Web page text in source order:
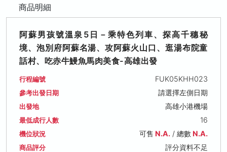
商品明細
阿蘇男孩號溫泉5日－乘特色列車、探高千穗秘
境、泡別府阿蘇名湯、攻阿蘇火山口、逛湯布院童
話村、吃赤牛鰻魚馬肉美食-高雄出發
行程編號 FUK05KHH023
參考出發日期 請選擇左側日期
出發地 高雄小港機場
最低成行人數 16
機位狀況 可售 N.A./ 總數N.A.
商品評分 評分資料不足